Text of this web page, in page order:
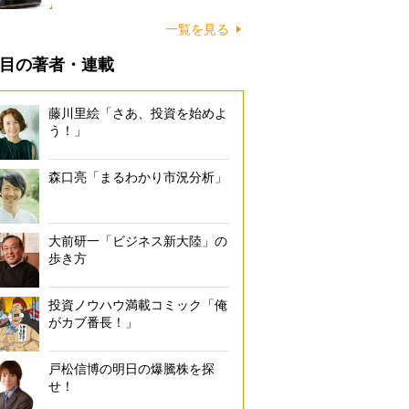
一覧を見る
の著者・連載
藤川里絵「さあ、投資を始めよ
う！」
森口亮「まるわかり市況分析」
大前研一「ビジネス新大陸」の
歩き方
投資ノウハウ満載コミック「俺
がカブ番長！」
戸松信博の明日の爆騰株を探
せ！